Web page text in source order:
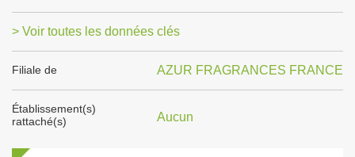
> Voir toutes les données clés
Filiale de AZUR FRAGRANCES FRANCE
Établissement(s)
rattaché(s)
Aucun